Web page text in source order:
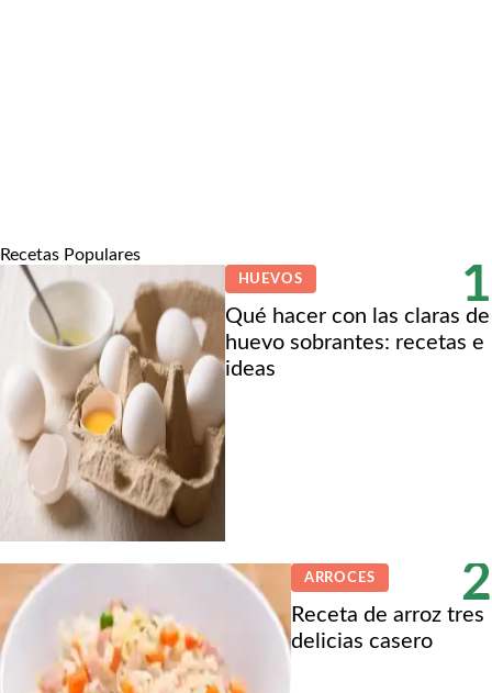
Recetas Populares
1
HUEVOS
Qué hacer con las claras de
huevo sobrantes: recetas e
ideas
2
ARROCES
Receta de arroz tres
delicias casero